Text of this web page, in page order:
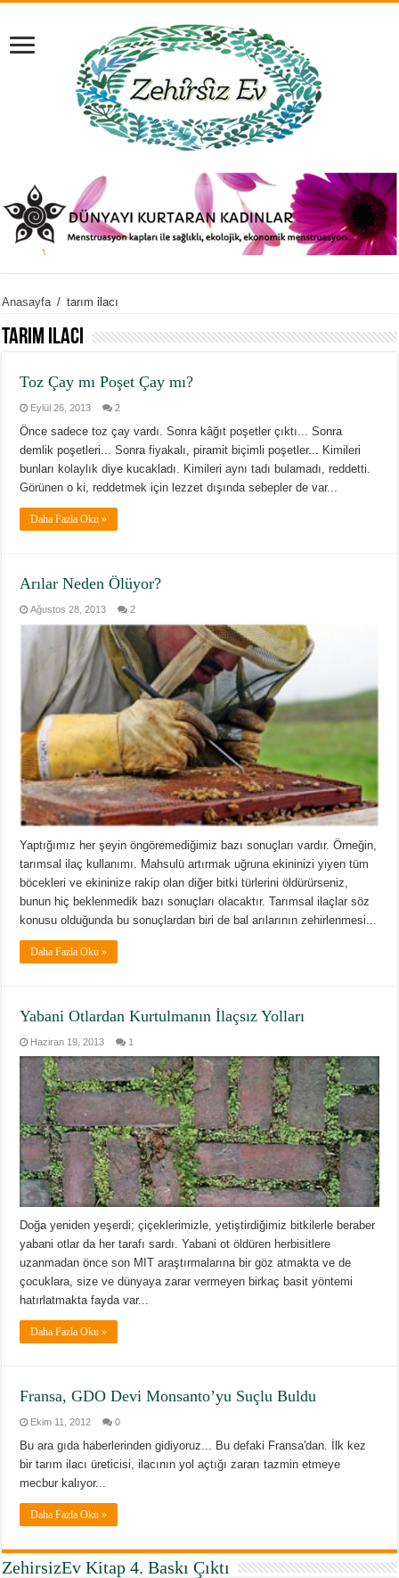
Anasayfa / tarım ilacı
tarım ilacı
Toz Çay mı Poşet Çay mı?
Eylül 26, 2013 2
Önce sadece toz çay vardı. Sonra kâğıt poşetler çıktı... Sonra
demlik poşetleri... Sonra fiyakalı, piramit biçimli poşetler... Kimileri
bunları kolaylık diye kucakladı. Kimileri aynı tadı bulamadı, reddetti.
Görünen o ki, reddetmek için lezzet dışında sebepler de var...
Daha Fazla Oku »
Arılar Neden Ölüyor?
Ağustos 28, 2013 2
Yaptığımız her şeyin öngöremediğimiz bazı sonuçları vardır. Örneğin,
tarımsal ilaç kullanımı. Mahsulü artırmak uğruna ekininizi yiyen tüm
böcekleri ve ekininize rakip olan diğer bitki türlerini öldürürseniz,
bunun hiç beklenmedik bazı sonuçları olacaktır. Tarımsal ilaçlar söz
konusu olduğunda bu sonuçlardan biri de bal arılarının zehirlenmesi...
Daha Fazla Oku »
Yabani Otlardan Kurtulmanın İlaçsız Yolları
Haziran 19, 2013 1
Doğa yeniden yeşerdi; çiçeklerimizle, yetiştirdiğimiz bitkilerle beraber
yabani otlar da her tarafı sardı. Yabani ot öldüren herbisitlere
uzanmadan önce son MIT araştırmalarına bir göz atmakta ve de
çocuklara, size ve dünyaya zarar vermeyen birkaç basit yöntemi
hatırlatmakta fayda var...
Daha Fazla Oku »
Fransa, GDO Devi Monsanto’yu Suçlu Buldu
Ekim 11, 2012 0
Bu ara gıda haberlerinden gidiyoruz... Bu defaki Fransa'dan. İlk kez
bir tarım ilacı üreticisi, ilacının yol açtığı zararı tazmin etmeye
mecbur kalıyor...
Daha Fazla Oku »
ZehirsizEv Kitap 4. Baskı Çıktı